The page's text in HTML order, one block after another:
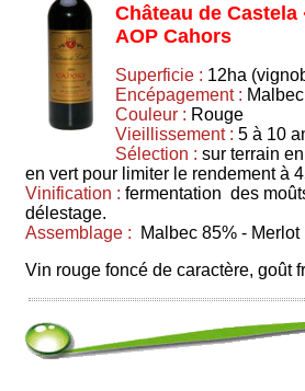
Château de Castela
AOP Cahors
Superficie : 12ha
Encépagement :
Couleur : Rouge
Vieillissement : 5 à 10
Sélection : sur terrain
en vert pour limiter le rendement à
Vinification : fermentation des
délestage.
Assemblage : Malbec 85% - Merlot
Vin rouge foncé de caractère, goût